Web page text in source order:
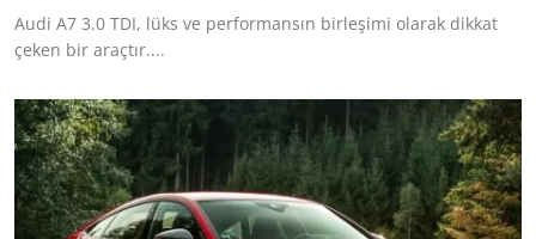
Audi A7 3.0 TDI, lüks ve performansın birleşimi olarak dikkat
çeken bir araçtır....